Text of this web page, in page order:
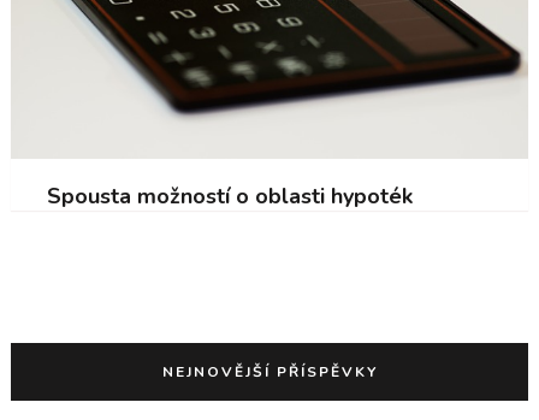
Spousta možností o oblasti hypoték
NEJNOVĚJŠÍ PŘÍSPĚVKY